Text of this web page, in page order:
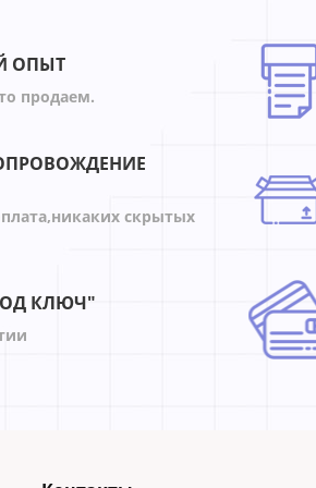
-
ОПЫТ
продаем.
скрытых
КЛЮЧ"